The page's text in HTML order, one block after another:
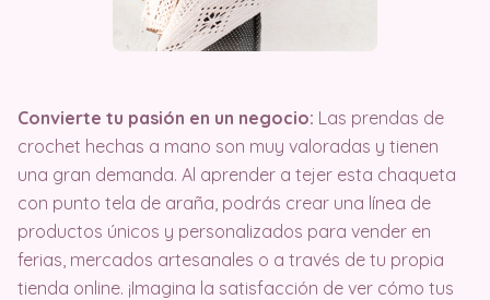
Convierte tu pasión en un negocio: Las prendas de
crochet hechas a mano son muy valoradas y tienen
una gran demanda. Al aprender a tejer esta chaqueta
con punto tela de araña, podrás crear una línea de
productos únicos y personalizados para vender en
ferias, mercados artesanales o a través de tu propia
tienda online. ¡Imagina la satisfacción de ver cómo tus